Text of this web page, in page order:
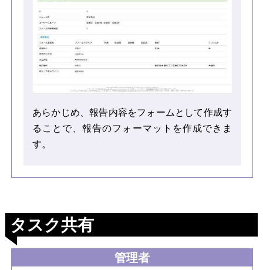
あらかじめ、報告内容をフォームとして作成す
ることで、報告のフォーマットを作成できま
す。
タスク共有
管理者